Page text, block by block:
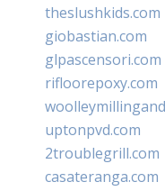
theslushkids.com
giobastian.com
glpascensori.com
rifloorepoxy.com
uptonpvd.com
2troublegrill.com
casateranga.com